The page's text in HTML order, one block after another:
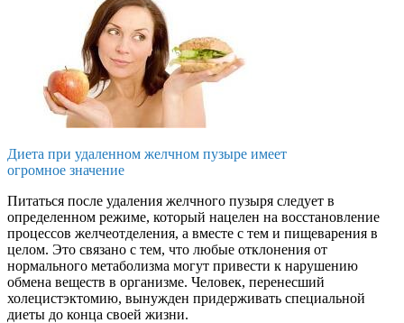
Диета при удаленном желчном пузыре имеет
огромное значение
Питаться после удаления желчного пузыря следует в
определенном режиме, который нацелен на восстановление
процессов желчеотделения, а вместе с тем и пищеварения в
целом. Это связано с тем, что любые отклонения от
нормального метаболизма могут привести к нарушению
обмена веществ в организме. Человек, перенесший
холецистэктомию, вынужден придерживать специальной
диеты до конца своей жизни.